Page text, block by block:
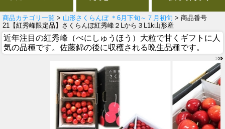
商品カテゴリ一覧 > 山形さくらんぼ ＊6月下旬～７月初旬 > 商品番号
21【紅秀峰限定品】さくらんぼ紅秀峰２Lから３L1k山形産
近年注目の紅秀峰（べにしゅうほう）大粒で甘くギフトに人
気の品種です。佐藤錦の後に収穫される晩生品種です。